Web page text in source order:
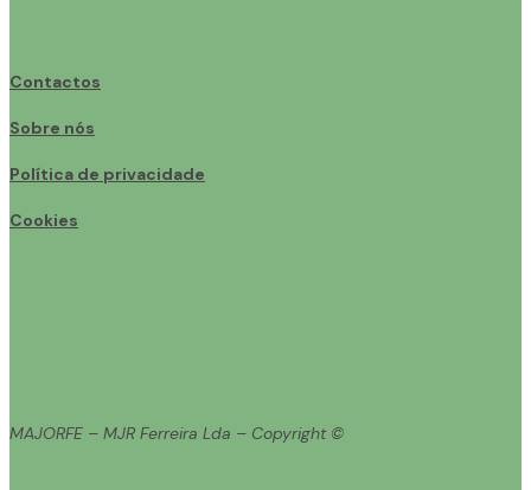
Contactos
Sobre nós
Política de privacidade
Cookies
MAJORFE – MJR Ferreira Lda – Copyright ©